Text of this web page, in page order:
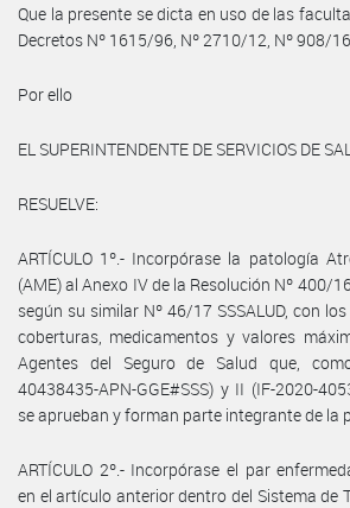
Que la presente se dicta en uso de las
Decretos Nº 1615/96, Nº 2710/12, Nº 908/
Por ello
EL SUPERINTENDENTE DE SERVICIOS DE
RESUELVE:
ARTÍCULO 1º.- Incorpórase la patología
(AME) al Anexo IV de la Resolución Nº 400/
según su similar Nº 46/17 SSSALUD, con
coberturas, medicamentos y valores
Agentes del Seguro de Salud que,
40438435-APN-GGE#SSS) y II (IF-2020-
se aprueban y forman parte integrante de la
ARTÍCULO 2º.- Incorpórase el par
en el artículo anterior dentro del Sistema de